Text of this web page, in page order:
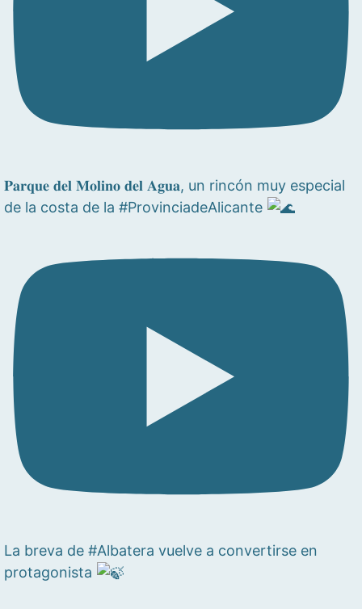
𝐏𝐚𝐫𝐪𝐮𝐞 𝐝𝐞𝐥 𝐌𝐨𝐥𝐢𝐧𝐨 𝐝𝐞𝐥 𝐀𝐠𝐮𝐚, un rincón muy especial
de la costa de la #ProvinciadeAlicante
La breva de #Albatera vuelve a convertirse en
protagonista